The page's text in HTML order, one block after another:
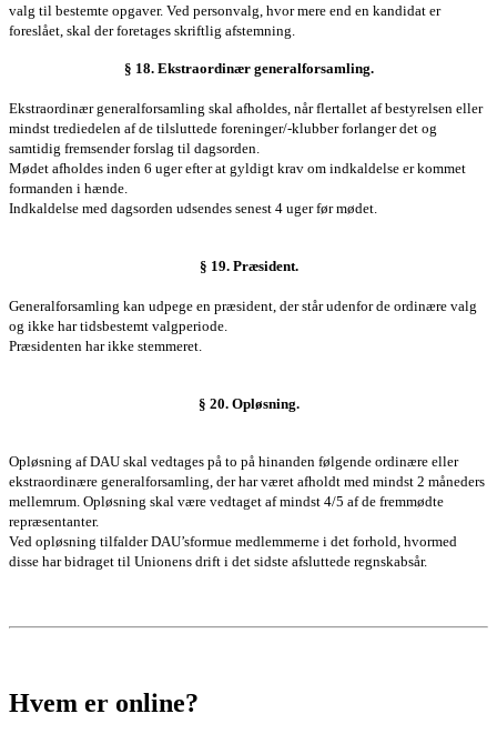
valg til bestemte opgaver. Ved personvalg, hvor mere end en kandidat er
foreslået, skal der foretages skriftlig afstemning.
§ 18. Ekstraordinær generalforsamling.
Ekstraordinærgeneralforsamling skal afholdes, når flertallet af bestyrelsen eller
mindst trediedelen af de tilsluttede foreninger/-klubber forlanger det og
samtidig fremsender forslag til dagsorden.
Mødet afholdes inden 6 uger efter at gyldigt krav om indkaldelse er kommet
formanden i hænde.
Indkaldelse med dagsorden udsendes senest 4 uger før mødet.
§ 19. Præsident.
Generalforsamling kan udpege en præsident, der står udenfor de ordinære valg
og ikke har tidsbestemt valgperiode.
Præsidenten har ikke stemmeret.
§ 20. Opløsning.
Opløsning af DAU skal vedtages på to på hinanden følgende ordinære eller
ekstraordinære generalforsamling , der har været afholdt med mindst 2 måneders
mellemrum. Opløsning skal være vedtaget af mindst 4/5 af de fremmødte
repræsentanter.
Ved opløsning tilfalder DAU’sformue medlemmerne i det forhold, hvormed
disse har bidraget til Unionens drift i det sidste afsluttede regnskabsår.
Hvem er online?